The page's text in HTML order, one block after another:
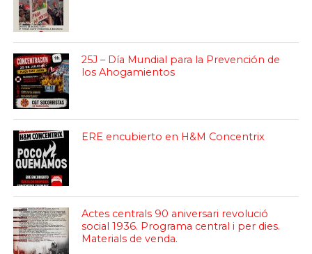
25J – Día Mundial para la Prevención de
los Ahogamientos
ERE encubierto en H&M Concentrix
Actes centrals 90 aniversari revolució
social 1936. Programa central i per dies.
Materials de venda.